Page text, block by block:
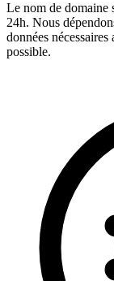
Le nom de domaine
24h. Nous
données
possible.